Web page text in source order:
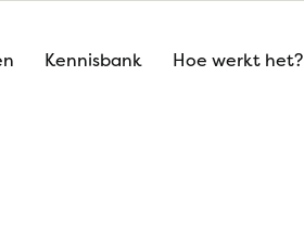
Kennisbank Hoe werkt het?